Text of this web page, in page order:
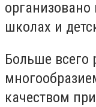
организовано
школах и
Больше всего
качеством